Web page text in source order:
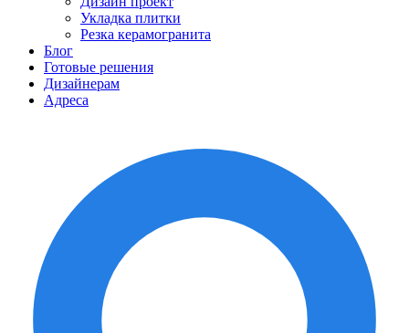
Укладка плитки
Резка керамогранита
Блог
Готовые решения
Дизайнерам
Адреса